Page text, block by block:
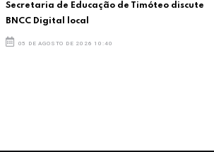
Secretaria de Educação de Timóteo discute
BNCC Digital local
05 DE AGOSTO DE 2026 10:40